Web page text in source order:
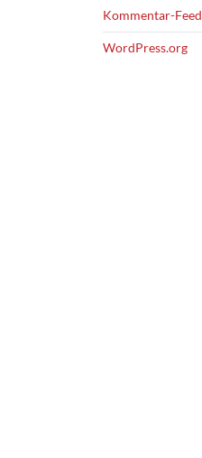
Kommentar-Feed
WordPress.org